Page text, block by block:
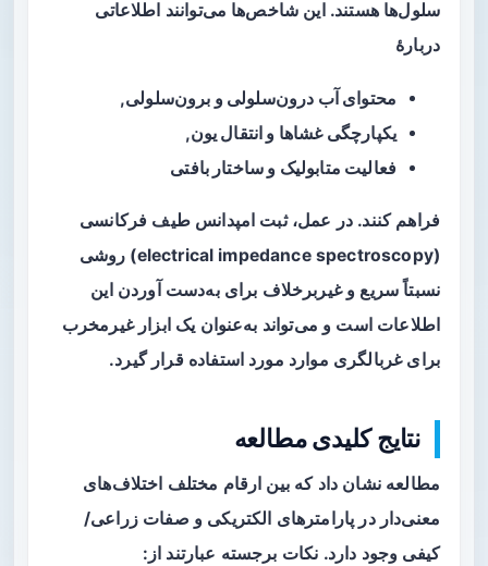
سلول‌ها هستند. این شاخص‌ها می‌توانند اطلاعاتی
دربارهٔ
محتوای آب درون‌سلولی و برون‌سلولی,
یکپارچگی غشاها و انتقال یون,
فعالیت متابولیک و ساختار بافتی
فراهم کنند. در عمل، ثبت امپدانس طیف فرکانسی
(electrical impedance spectroscopy) روشی
نسبتاً سریع و غیربرخلاف برای به‌دست آوردن این
اطلاعات است و می‌تواند به‌عنوان یک ابزار غیرمخرب
برای غربالگری موارد مورد استفاده قرار گیرد.
نتایج کلیدی مطالعه
مطالعه نشان داد که بین ارقام مختلف اختلاف‌های
معنی‌دار در پارامترهای الکتریکی و صفات زراعی/
کیفی وجود دارد. نکات برجسته عبارتند از: